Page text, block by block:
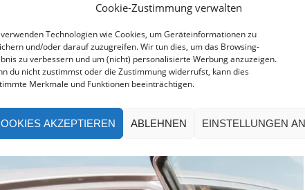
Cookie-Zustimmung verwalten
Technologien wie Cookies, um Geräteinformationen zu
und/oder darauf zuzugreifen. Wir tun dies, um das Browsing-
zu verbessern und um (nicht) personalisierte Werbung anzuzeigen.
du nicht zustimmst oder die Zustimmung widerrufst, kann dies
Merkmale und Funktionen beeinträchtigen.
AKZEPTIEREN ABLEHNEN EINSTELLUNGEN
Auto mieten, sofern sie die nötigen Dokumente
in Ägypten Auto fahren. Es gibt keinerlei
ob Du Dich im dichten Stadtverkehr wohlfühlst oder